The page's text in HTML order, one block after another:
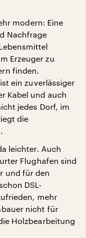
modern: Eine
Nachfrage
Erzeuger zu
finden.
ein zuverlässiger
Kabel und auch
jedes Dorf, im
die
leichter. Auch
Flughafen sind
und für den
DSL-
mehr
nicht für
Holzbearbeitung